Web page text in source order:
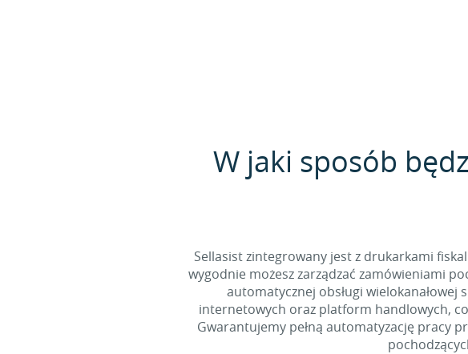
W jaki sposób
Sellasist zintegrowany jest z drukarkami
wygodnie możesz zarządzać zamówieniami
automatycznej obsługi wielokanałowej
internetowych oraz platform handlowych,
Gwarantujemy pełną automatyzację pracy